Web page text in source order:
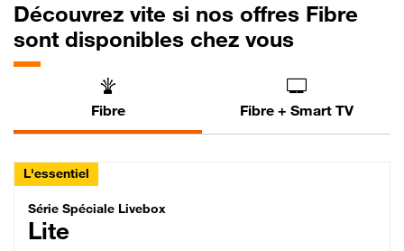
Découvrez vite si nos offres Fibre
sont disponibles chez vous
Fibre Fibre + Smart TV
L'essentiel
Série Spéciale Livebox Lite Fibre
Série Spéciale Livebox
Lite